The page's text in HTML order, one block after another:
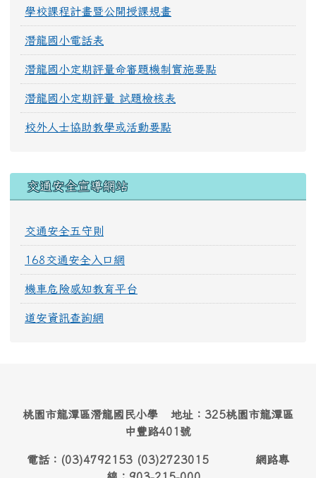
學校課程計畫暨公開授課規畫
潛龍國小電話表
潛龍國小定期評量命審題機制實施要點
潛龍國小定期評量 試題檢核表
校外人士協助教學或活動要點
交通安全宣導網站
交通安全五守則
168交通安全入口網
機車危險感知教育平台
道安資訊查詢網
桃園市龍潭區潛龍國民小學 地址：325桃園市龍潭區
中豐路401號
電話：(03)4792153 (03)2723015 網路專